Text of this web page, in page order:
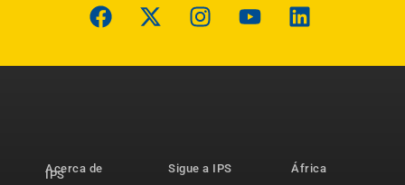
Acerca de
IPS
Sigue a IPS
África